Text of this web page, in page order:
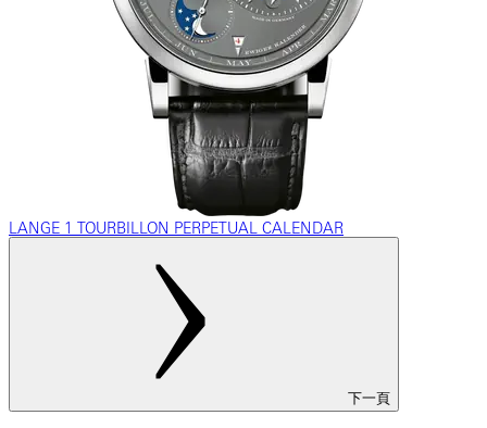
LANGE 1 TOURBILLON PERPETUAL CALENDAR
下一頁